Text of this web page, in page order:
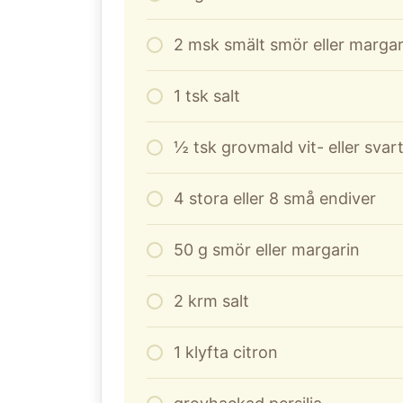
2 msk smält smör eller
1 tsk salt
½ tsk grovmald vit- eller
4 stora eller 8 små endiver
50 g smör eller margarin
2 krm salt
1 klyfta citron